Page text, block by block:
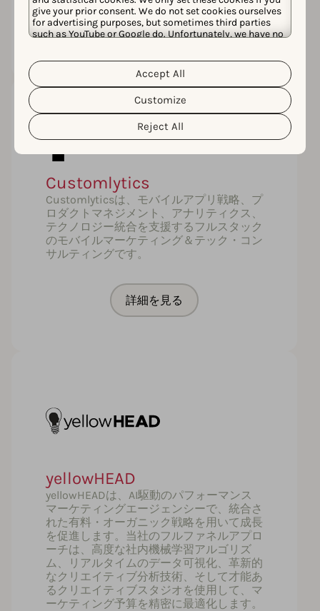
give your prior consent. We do not set cookies ourselves
for advertising purposes, but sometimes third parties
such as YouTube or Google do. Unfortunately, we have no
personal data and the different cookies we use, please
read our
Cookie Policy&Privacy Policy
customize your cookie settings and preferences by
clicking the “Customize” button.
Reject All
Customize
Accept All
詳細を見る
Customlytics
Customlyticsは、モバイルアプリ戦略、プ
ロダクトマネジメント、アナリティクス、
テクノロジー統合を支援するフルスタック
のモバイルマーケティング＆テック・コン
サルティングです。
詳細を見る
yellowHEAD
yellowHEADは、AI駆動のパフォーマンス
マーケティングエージェンシーで、統合さ
れた有料・オーガニック戦略を用いて成長
を促進します。当社のフルファネルアプロ
ーチは、高度な社内機械学習アルゴリズ
ム、リアルタイムのデータ可視化、革新的
なクリエイティブ分析技術、そして才能あ
るクリエイティブスタジオを使用して、マ
ーケティング予算を精密に最適化します。